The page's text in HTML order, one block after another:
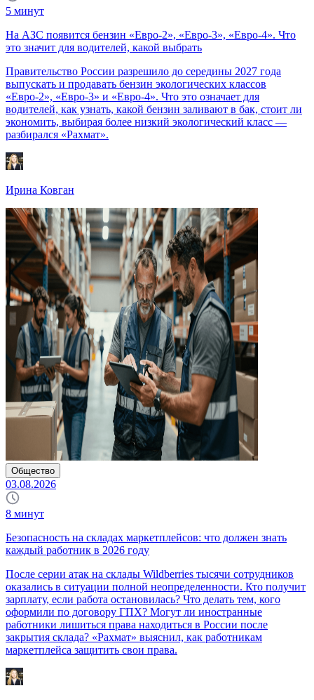
5 минут
На АЗС появится бензин «Евро-2», «Евро-3», «Евро-4». Что
это значит для водителей, какой выбрать
Правительство России разрешило до середины 2027 года
выпускать и продавать бензин экологических классов
«Евро-2», «Евро-3» и «Евро-4». Что это означает для
водителей, как узнать, какой бензин заливают в бак, стоит ли
экономить, выбирая более низкий экологический класс —
разбирался «Рахмат».
Ирина Ковган
Общество
03.08.2026
8 минут
Безопасность на складах маркетплейсов: что должен знать
каждый работник в 2026 году
После серии атак на склады Wildberries тысячи сотрудников
оказались в ситуации полной неопределенности. Кто получит
зарплату, если работа остановилась? Что делать тем, кого
оформили по договору ГПХ? Могут ли иностранные
работники лишиться права находиться в России после
закрытия склада? «Рахмат» выяснил, как работникам
маркетплейса защитить свои права.